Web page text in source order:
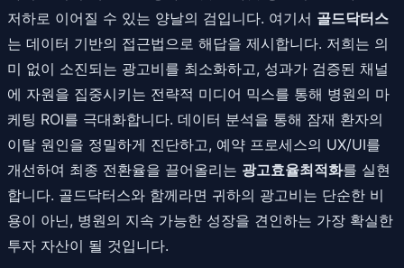
저하로 이어질 수 있는 양날의 검입니다. 여기서 골드닥터스
는 데이터 기반의 접근법으로 해답을 제시합니다. 저희는 의
미 없이 소진되는 광고비를 최소화하고, 성과가 검증된 채널
에 자원을 집중시키는 전략적 미디어 믹스를 통해 병원의 마
케팅 ROI를 극대화합니다. 데이터 분석을 통해 잠재 환자의
이탈 원인을 정밀하게 진단하고, 예약 프로세스의 UX/UI를
개선하여 최종 전환율을 끌어올리는 광고효율최적화를 실현
합니다. 골드닥터스와 함께라면 귀하의 광고비는 단순한 비
용이 아닌, 병원의 지속 가능한 성장을 견인하는 가장 확실한
투자 자산이 될 것입니다.